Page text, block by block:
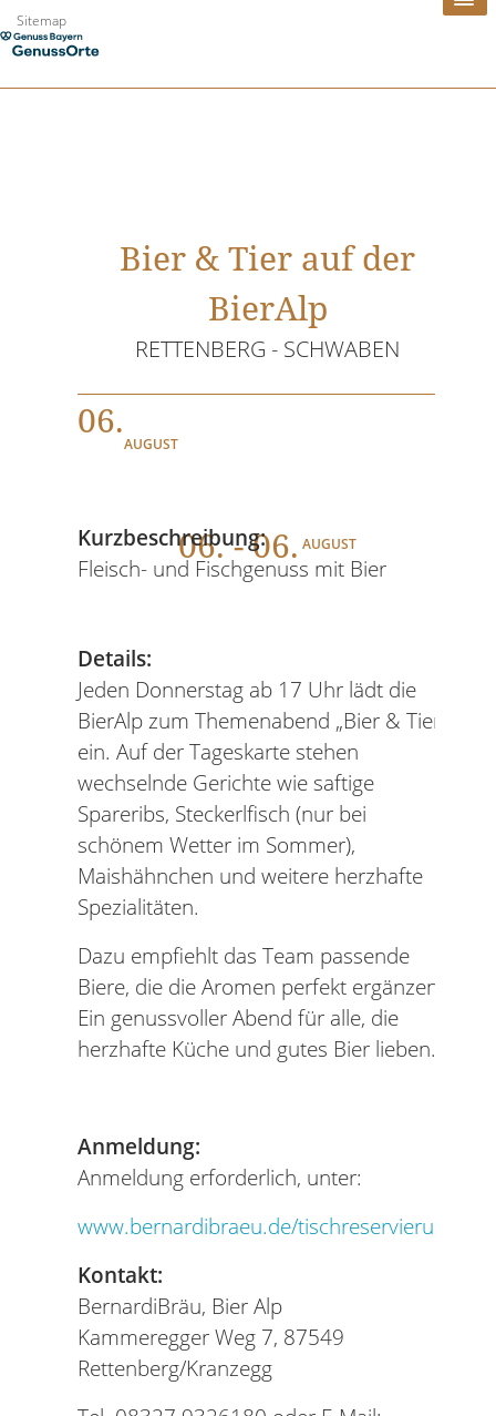
Zum
Inhalt
Sitemap
Bier & Tier auf der
BierAlp
RETTENBERG - SCHWABEN
06.
AUGUST
06. - 06. AUGUST
Kurzbeschreibung:
Fleisch- und Fischgenuss mit Bier
Details:
Jeden Donnerstag ab 17 Uhr lädt die
BierAlp zum Themenabend „Bier & Tier“
ein. Auf der Tageskarte stehen
wechselnde Gerichte wie saftige
Spareribs, Steckerlfisch (nur bei
schönem Wetter im Sommer),
Maishähnchen und weitere herzhafte
Spezialitäten.
Dazu empfiehlt das Team passende
Biere, die die Aromen perfekt ergänzen.
Ein genussvoller Abend für alle, die
herzhafte Küche und gutes Bier lieben.
Anmeldung:
Anmeldung erforderlich, unter:
www.bernardibraeu.de/tischreservierung
Kontakt:
BernardiBräu, Bier Alp
Kammeregger Weg 7, 87549
Rettenberg/Kranzegg